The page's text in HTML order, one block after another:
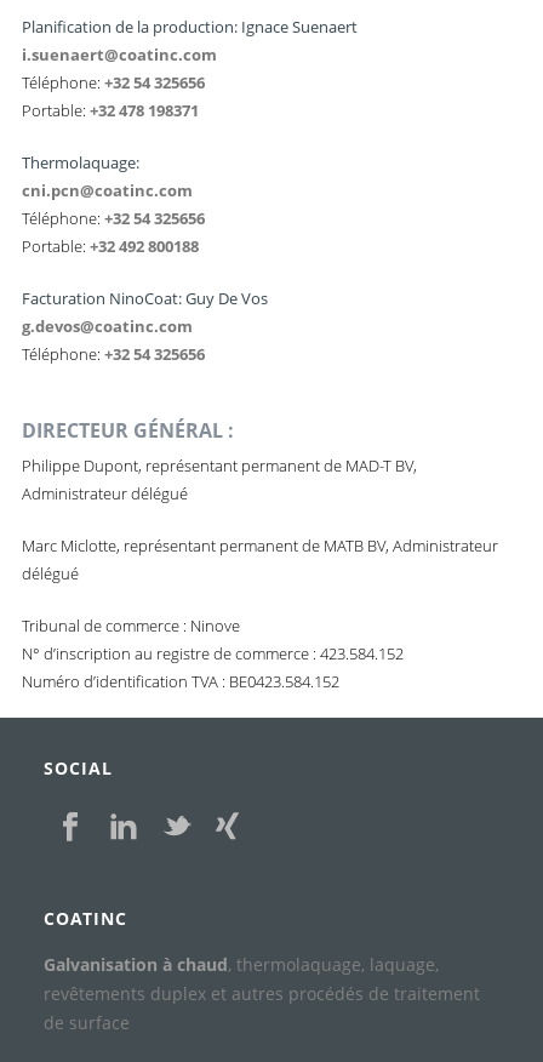
Planification de la production: Ignace Suenaert
i.suenaert@coatinc.com
Téléphone: +32 54 325656
Portable: +32 478 198371
Thermolaquage:
cni.pcn@coatinc.com
Téléphone: +32 54 325656
Portable: +32 492 800188
Facturation NinoCoat: Guy De Vos
g.devos@coatinc.com
Téléphone: +32 54 325656
DIRECTEUR GÉNÉRAL :
Philippe Dupont, représentant permanent de MAD-T BV,
Administrateur délégué
Marc Miclotte, représentant permanent de MATB BV, Administrateur
délégué
Tribunal de commerce : Ninove
N° d’inscription au registre de commerce : 423.584.152
Numéro d’identification TVA : BE0423.584.152
SOCIAL
COATINC
Galvanisation à chaud, thermolaquage, laquage,
revêtements duplex et autres procédés de traitement
de surface